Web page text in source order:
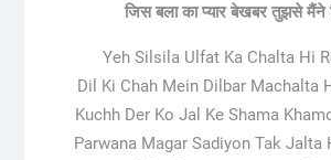
जिस बला का प्यार बेखबर तुझसे मैंने
Yeh Silsila Ulfat Ka Chalta Hi
Dil Ki Chah Mein Dilbar Machalta
Kuchh Der Ko Jal Ke Shama
Parwana Magar Sadiyon Tak Jalta